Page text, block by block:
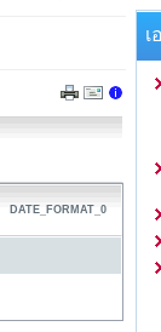
DATE_FORMAT_0
เ